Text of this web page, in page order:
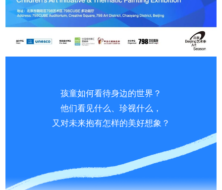
孩童如何看待身边的世界？
他们看见什么、珍视什么，
又对未来抱有怎样的美好想象？